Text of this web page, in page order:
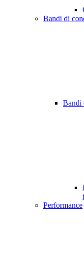
Bandi di
Bandi
Performance